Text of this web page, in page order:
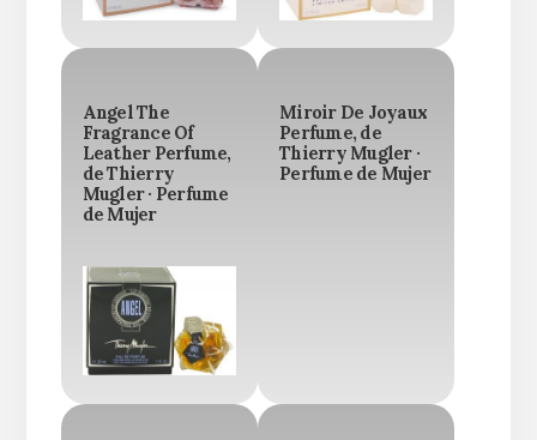
Angel The
Fragrance Of
Leather Perfume,
de Thierry
Mugler · Perfume
de Mujer
Miroir De Joyaux
Perfume, de
Thierry Mugler ·
Perfume de Mujer